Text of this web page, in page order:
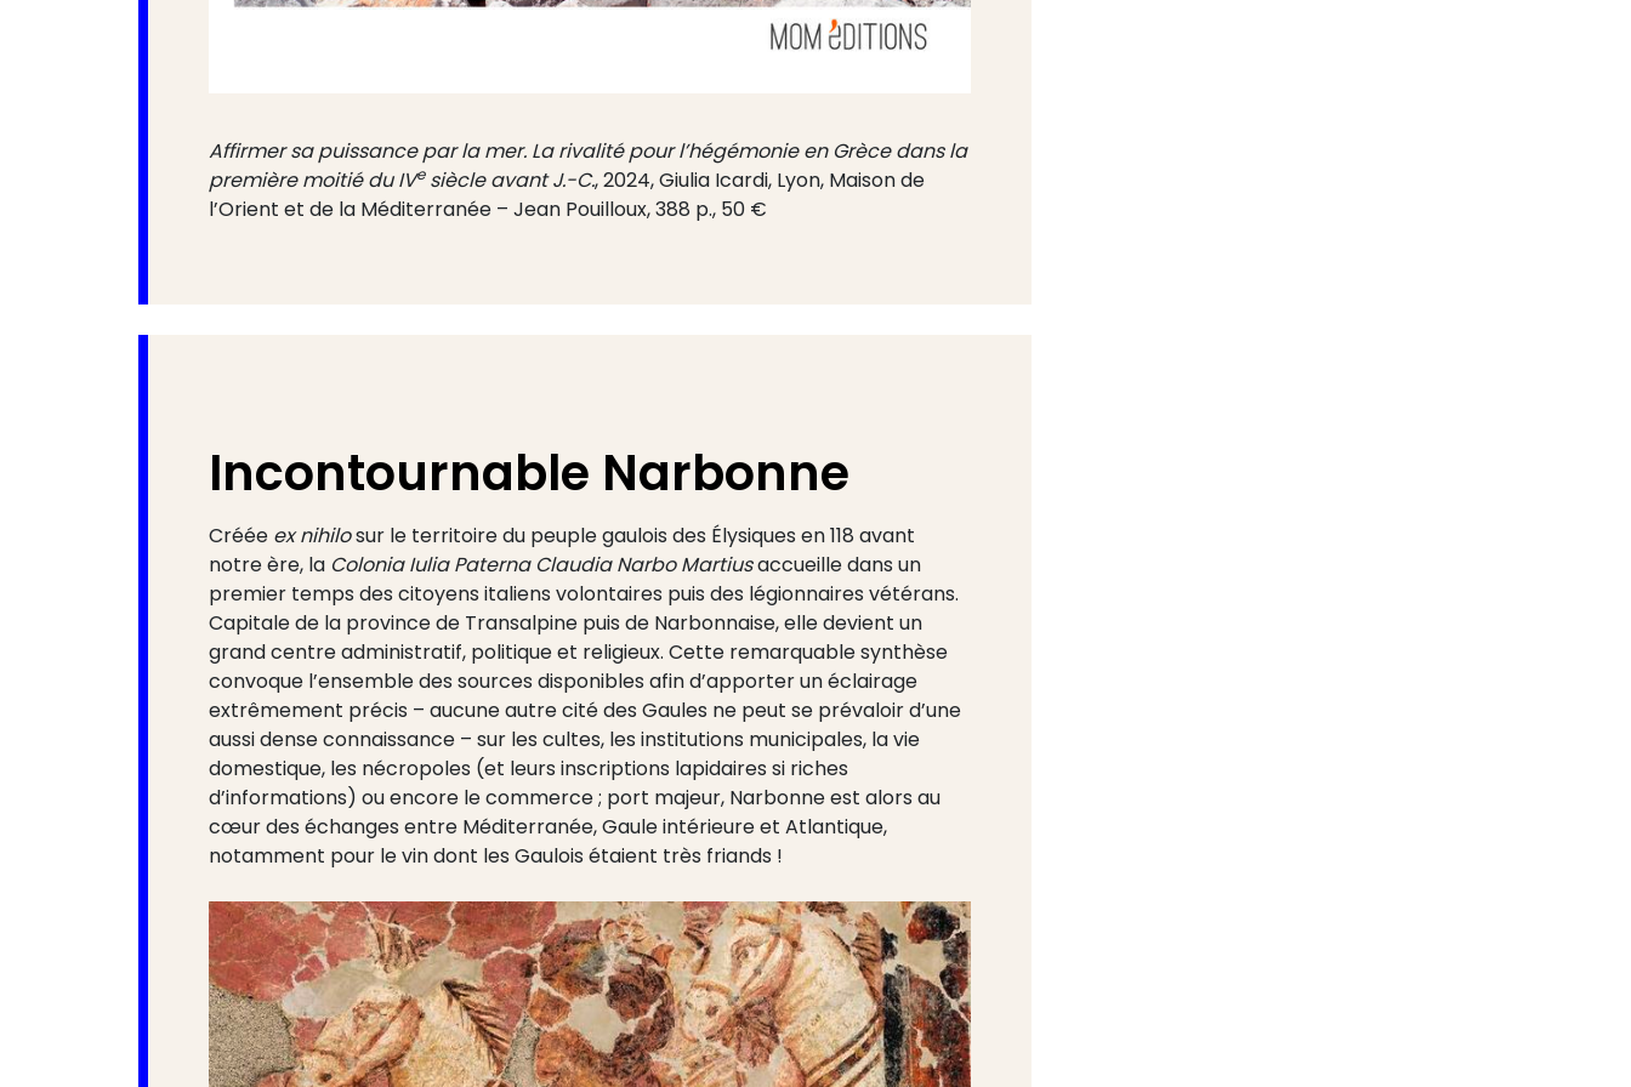
Affirmer sa puissance par la mer. La rivalité pour l’hégémonie en Grèce dans la
première moitié du IVesiècle avant J.-C., 2024, Giulia Icardi, Lyon, Maison de
l’Orient et de la Méditerranée – Jean Pouilloux, 388 p., 50 €
Incontournable Narbonne
Créée ex nihilosur le territoire du peuple gaulois des Élysiques en 118 avant
notre ère, la Colonia Iulia Paterna Claudia Narbo Martiusaccueille dans un
premier temps des citoyens italiens volontaires puis des légionnaires vétérans.
Capitale de la province de Transalpine puis de Narbonnaise, elle devient un
grand centre administratif, politique et religieux. Cette remarquable synthèse
convoque l’ensemble des sources disponibles afin d’apporter un éclairage
extrêmement précis – aucune autre cité des Gaules ne peut se prévaloir d’une
aussi dense connaissance – sur les cultes, les institutions municipales, la vie
domestique, les nécropoles (et leurs inscriptions lapidaires si riches
d’informations) ou encore le commerce ; port majeur, Narbonne est alors au
cœur des échanges entre Méditerranée, Gaule intérieure et Atlantique,
notamment pour le vin dont les Gaulois étaient très friands !